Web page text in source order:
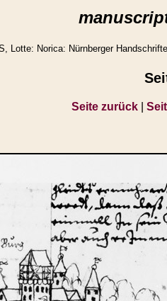
Lotte: Norica: Nürnberger
Seite zurück|